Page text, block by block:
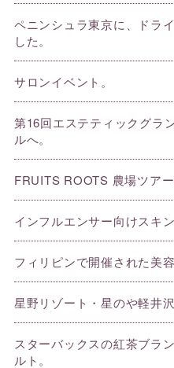
ペニンシュラ東京に、ドラ
した。
サロンイベント。
第16回エステティックグラ
ルへ。
FRUITS ROOTS 農場ツアー
インフルエンサー向けスキ
フィリピンで開催された美
星野リゾート・星のや軽井沢
スターバックスの紅茶ブラ
ルト。